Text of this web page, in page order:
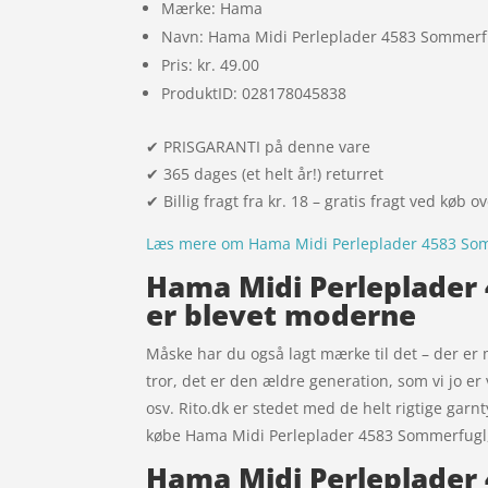
Mærke: Hama
Navn: Hama Midi Perleplader 4583
Pris: kr. 49.00
ProduktID: 028178045838
✔ PRISGARANTI på denne vare
✔ 365 dages (et helt år!) returret
✔ Billig fragt fra kr. 18 – gratis fragt ved køb
Læs mere om Hama Midi Perleplader 4583
Hama Midi
er blevet moderne
Måske har du også lagt mærke til det – der
tror, det er den ældre generation, som vi jo
osv. Rito.dk er stedet med de helt rigtige
købe Hama Midi Perleplader 4583
Hama Midi